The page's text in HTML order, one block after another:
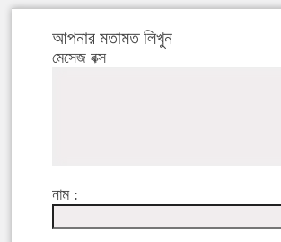
আপনার মতামত লিখুন
মেসেজ বক্স
নাম :